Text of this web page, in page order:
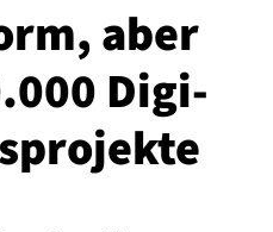
aber
Di­gi­